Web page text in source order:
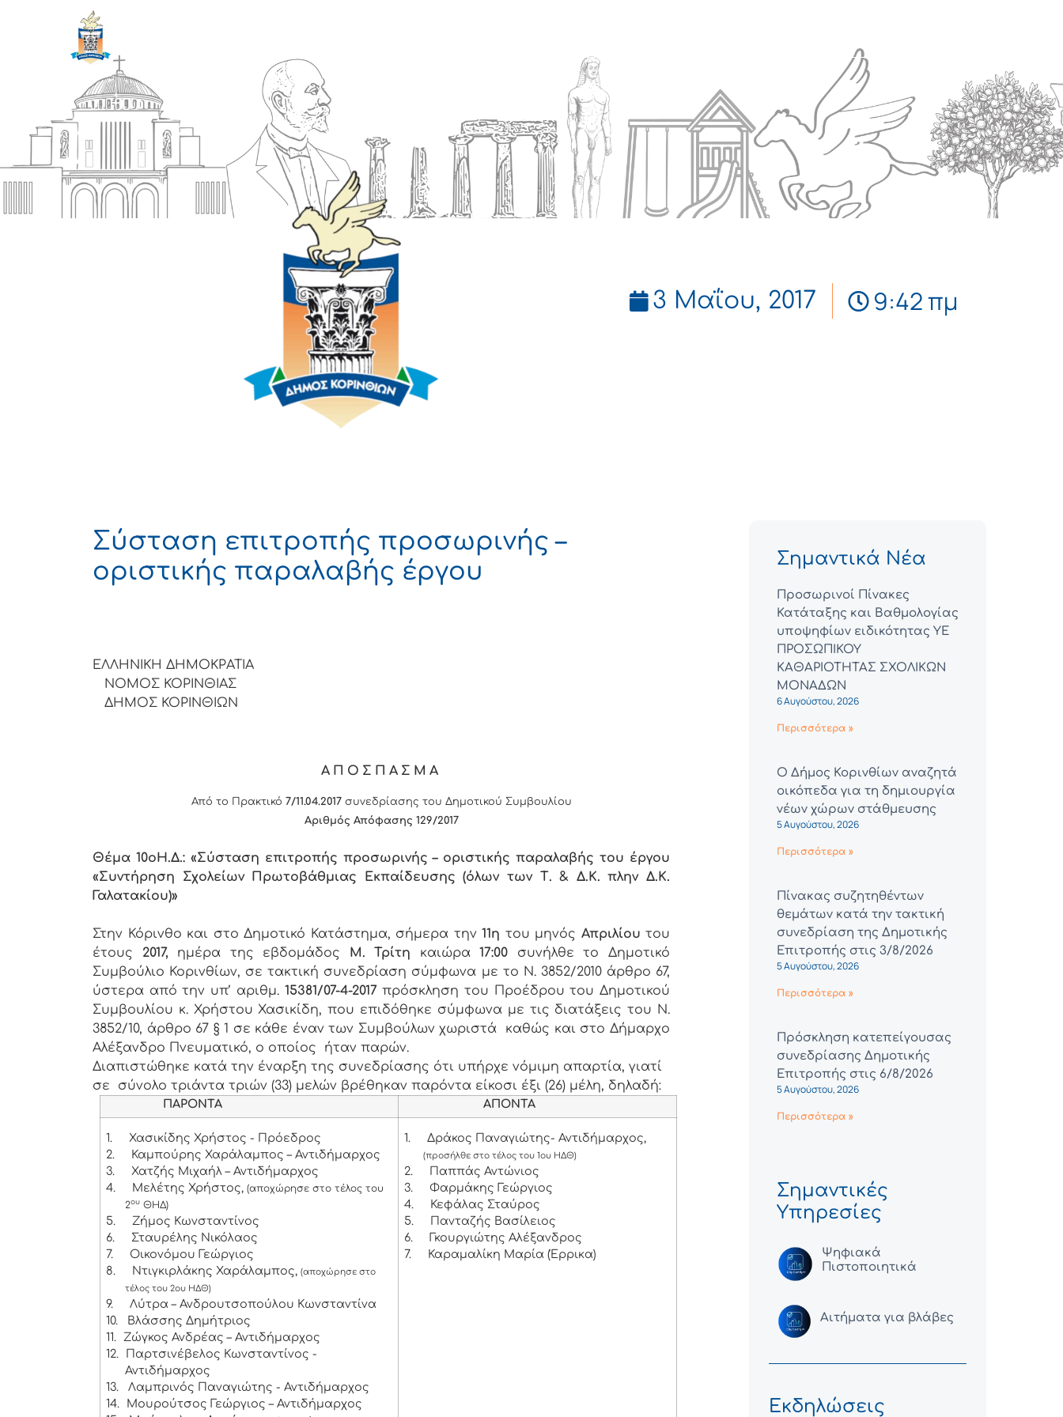
3 Μαΐου, 2017 9:42 πμ
Σύσταση επιτροπής προσωρινής –
οριστικής παραλαβής έργου
ΕΛΛΗΝΙΚΗ ΔΗΜΟΚΡΑΤΙΑ
ΝΟΜΟΣ ΚΟΡΙΝΘΙΑΣ
ΔΗΜΟΣ ΚΟΡΙΝΘΙΩΝ
ΑΠΟΣΠΑΣΜΑ
Από το Πρακτικό 7/11.04.2017συνεδρίασης του Δημοτικού Συμβουλίου
Αριθμός Απόφασης 129/2017
Θέμα 10oΗ.Δ.: «Σύσταση επιτροπής προσωρινής – οριστικής παραλαβής του έργου
«Συντήρηση Σχολείων Πρωτοβάθμιας Εκπαίδευσης (όλων των Τ. & Δ.Κ. πλην Δ.Κ.
Γαλατακίου)»
Στην Κόρινθο και στο Δημοτικό Κατάστημα, σήμερα την 11η του μηνός Απριλίου του
έτους 2017, ημέρα της εβδομάδος Μ. Τρίτη καιώρα17:00 συνήλθε το Δημοτικό
Συμβούλιο Κορινθίων, σε τακτική συνεδρίαση σύμφωνα με το Ν. 3852/2010 άρθρο 67,
ύστερα από την υπ’ αριθμ. 15381/07-4-2017πρόσκληση του Προέδρου του Δημοτικού
Συμβουλίου κ. Χρήστου Χασικίδη, που επιδόθηκε σύμφωνα με τις διατάξεις του Ν.
3852/10, άρθρο 67 § 1 σε κάθε έναν των Συμβούλων χωριστά καθώς και στο Δήμαρχο
Αλέξανδρο Πνευματικό, ο οποίος ήταν παρών.
Διαπιστώθηκε κατά την έναρξη της συνεδρίασης ότι υπήρχε νόμιμη απαρτία, γιατί
σε σύνολο τριάντα τριών (33) μελών βρέθηκαν παρόντα είκοσι έξι (26) μέλη, δηλαδή:
ΠΑΡΟΝΤΑ ΑΠΟΝΤΑ
1.
Χασικίδης Χρήστος - Πρόεδρος
2.
Καμπούρης Χαράλαμπος – Αντιδήμαρχος
3.
Χατζής Μιχαήλ – Αντιδήμαρχος
4.
Μελέτης Χρήστος, (αποχώρησε στο τέλος του
2ουΘΗΔ)
5.
Ζήμος Κωνσταντίνος
6.
Σταυρέλης Νικόλαος
7.
Οικονόμου Γεώργιος
8.
Ντιγκιρλάκης Χαράλαμπος, (αποχώρησε στο
τέλος του 2ου ΗΔΘ)
9.
Λύτρα – Ανδρουτσοπούλου Κωνσταντίνα
10.
Βλάσσης Δημήτριος
11.
Ζώγκος Ανδρέας – Αντιδήμαρχος
12.
Παρτσινέβελος Κωνσταντίνος -
Αντιδήμαρχος
13.
Λαμπρινός Παναγιώτης - Αντιδήμαρχος
14.
Μουρούτσος Γεώργιος – Αντιδήμαρχος
1. Δράκος Παναγιώτης- Αντιδήμαρχος,
(προσήλθε στο τέλος του 1ου ΗΔΘ)
2.
Παππάς Αντώνιος
3.
Φαρμάκης Γεώργιος
4.
Κεφάλας Σταύρος
5.
Πανταζής Βασίλειος
6.
Γκουργιώτης Αλέξανδρος
7.
Καραμαλίκη Μαρία (Έρρικα)
Σημαντικά Νέα
Προσωρινοί Πίνακες
Κατάταξης και Βαθμολογίας
υποψηφίων ειδικότητας ΥΕ
ΠΡΟΣΩΠΙΚΟΥ
ΚΑΘΑΡΙΟΤΗΤΑΣ ΣΧΟΛΙΚΩΝ
ΜΟΝΑΔΩΝ
6 Αυγούστου, 2026
Περισσότερα »
Ο Δήμος Κορινθίων αναζητά
οικόπεδα για τη δημιουργία
νέων χώρων στάθμευσης
5 Αυγούστου, 2026
Περισσότερα »
Πίνακας συζητηθέντων
θεμάτων κατά την τακτική
συνεδρίαση της Δημοτικής
Επιτροπής στις 3/8/2026
5 Αυγούστου, 2026
Περισσότερα »
Πρόσκληση κατεπείγουσας
συνεδρίασης Δημοτικής
Επιτροπής στις 6/8/2026
5 Αυγούστου, 2026
Περισσότερα »
Σημαντικές
Υπηρεσίες
Ψηφιακά
Πιστοποιητικά
Αιτήματα για βλάβες
Εκδηλώσεις